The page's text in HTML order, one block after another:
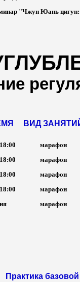
"Чжун Юань цигун
ВИД
марафон
марафон
марафон
марафон
марафон
Практика